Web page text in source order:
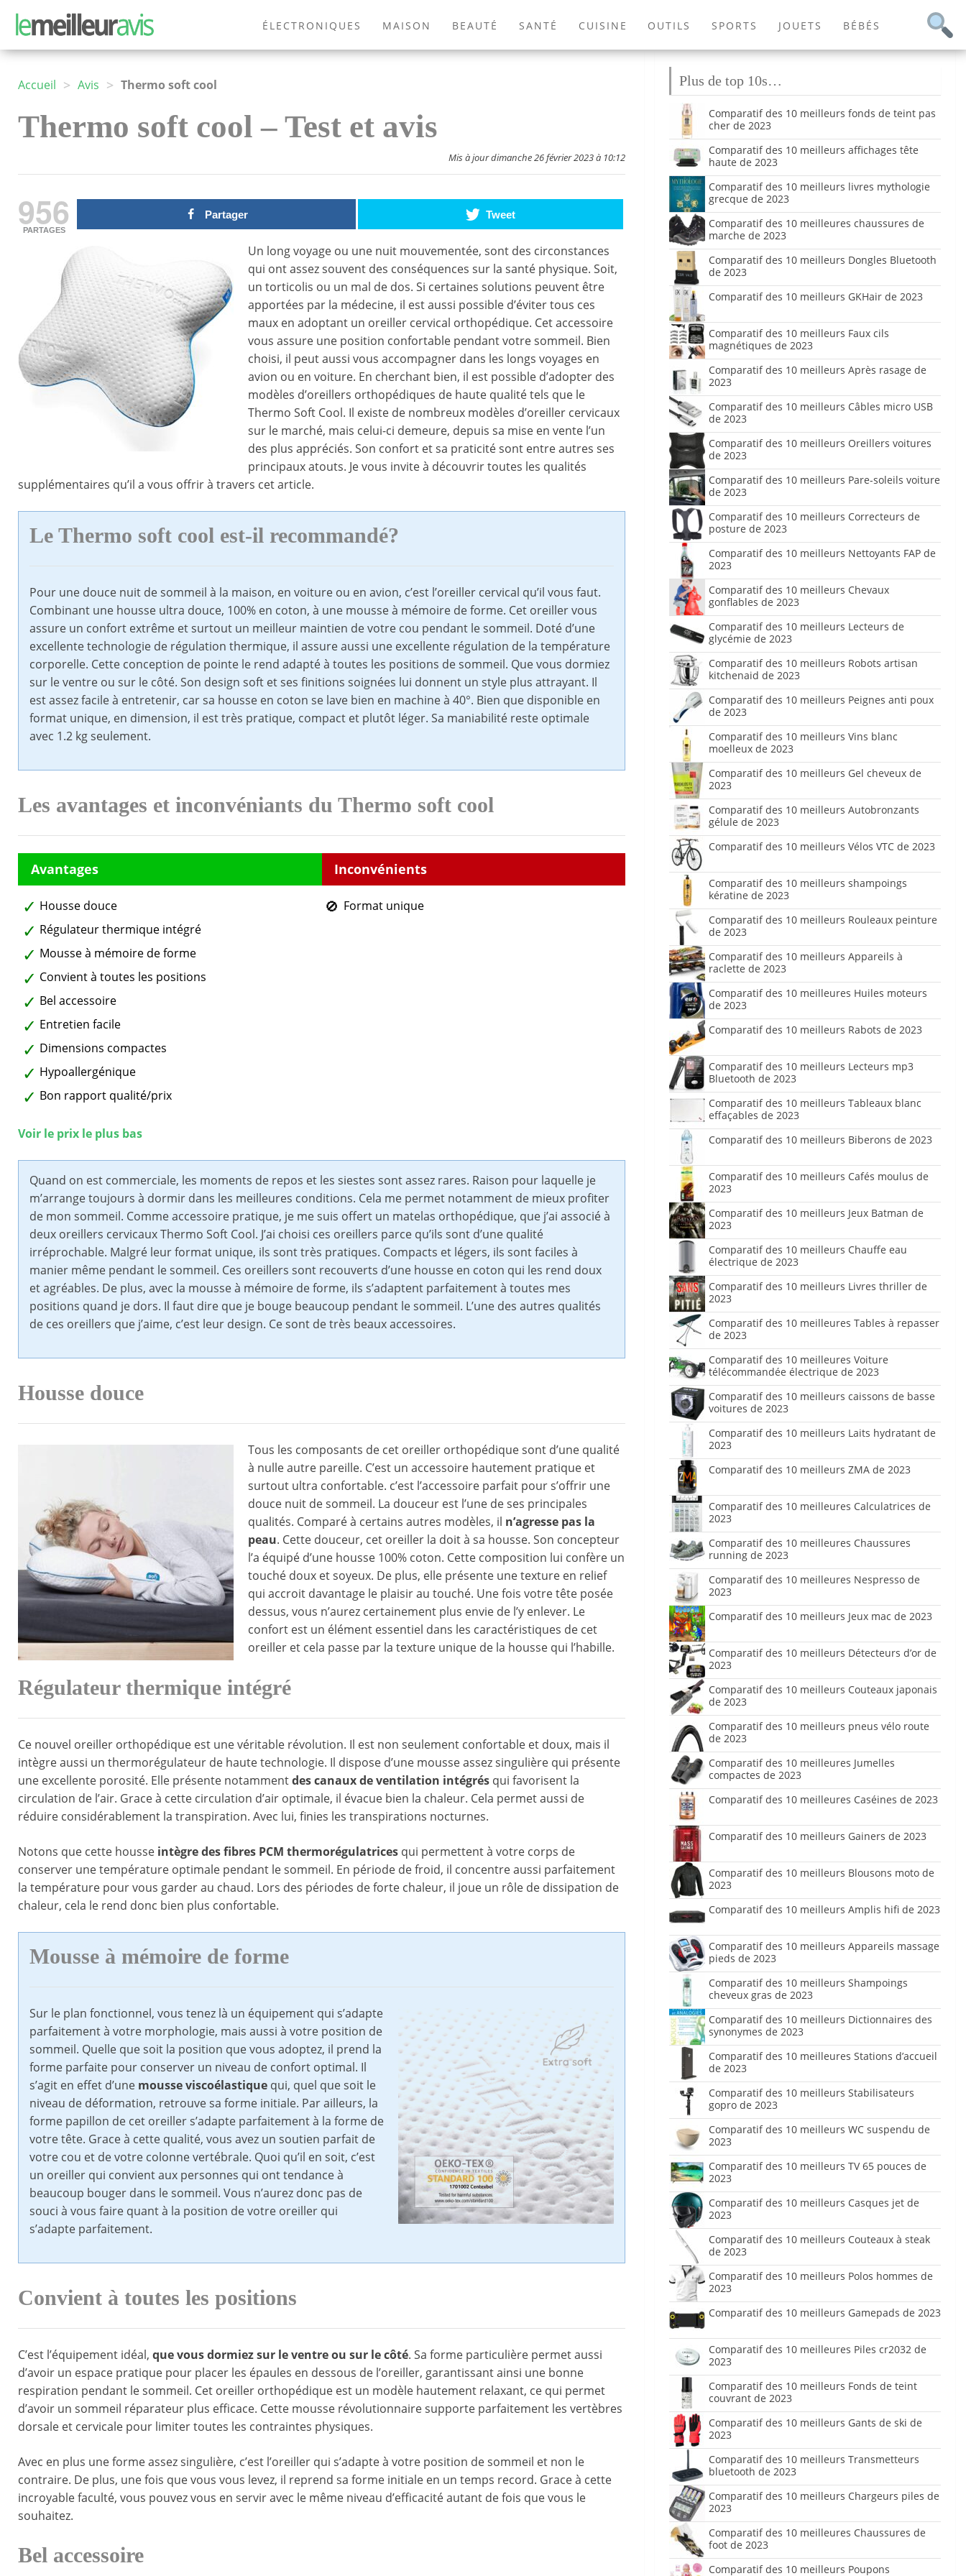
ÉLECTRONIQUES MAISON BEAUTÉ SANTÉ CUISINE OUTILS SPORTS JOUETS BÉBÉS
MODE EXTÉRIEUR ANIMAUX JEUX VIDÉOS LIVRES
Accueil > Avis > Thermo soft cool
Thermo soft cool – Test et avis
Mis à jour dimanche 26 février 2023 à 10:12
956
PARTAGES
Partager Tweet
Un long voyage ou une nuit mouvementée, sont des circonstances
qui ont assez souvent des conséquences sur la santé physique. Soit,
un torticolis ou un mal de dos. Si certaines solutions peuvent être
apportées par la médecine, il est aussi possible d’éviter tous ces
maux en adoptant un oreiller cervical orthopédique. Cet accessoire
vous assure une position confortable pendant votre sommeil. Bien
choisi, il peut aussi vous accompagner dans les longs voyages en
avion ou en voiture. En cherchant bien, il est possible d’adopter des
modèles d’oreillers orthopédiques de haute qualité tels que le
Thermo Soft Cool. Il existe de nombreux modèles d’oreiller cervicaux
sur le marché, mais celui-ci demeure, depuis sa mise en vente l’un
des plus appréciés. Son confort et sa praticité sont entre autres ses
principaux atouts. Je vous invite à découvrir toutes les qualités
supplémentaires qu’il a vous offrir à travers cet article.
Le Thermo soft cool est-il recommandé?
Pour une douce nuit de sommeil à la maison, en voiture ou en avion, c’est l’oreiller cervical qu’il vous faut.
Combinant une housse ultra douce, 100% en coton, à une mousse à mémoire de forme. Cet oreiller vous
assure un confort extrême et surtout un meilleur maintien de votre cou pendant le sommeil. Doté d’une
excellente technologie de régulation thermique, il assure aussi une excellente régulation de la température
corporelle. Cette conception de pointe le rend adapté à toutes les positions de sommeil. Que vous dormiez
sur le ventre ou sur le côté. Son design soft et ses finitions soignées lui donnent un style plus attrayant. Il
est assez facile à entretenir, car sa housse en coton se lave bien en machine à 40°. Bien que disponible en
format unique, en dimension, il est très pratique, compact et plutôt léger. Sa maniabilité reste optimale
avec 1.2 kg seulement.
Les avantages et inconvéniants du Thermo soft cool
Housse douce
Régulateur thermique intégré
Mousse à mémoire de forme
Convient à toutes les positions
Bel accessoire
Entretien facile
Dimensions compactes
Hypoallergénique
Bon rapport qualité/prix
Format unique
Voir le prix le plus bas
Quand on est commerciale, les moments de repos et les siestes sont assez rares. Raison pour laquelle je
m’arrange toujours à dormir dans les meilleures conditions. Cela me permet notamment de mieux profiter
de mon sommeil. Comme accessoire pratique, je me suis offert un matelas orthopédique, que j’ai associé à
deux oreillers cervicaux Thermo Soft Cool. J’ai choisi ces oreillers parce qu’ils sont d’une qualité
irréprochable. Malgré leur format unique, ils sont très pratiques. Compacts et légers, ils sont faciles à
manier même pendant le sommeil. Ces oreillers sont recouverts d’une housse en coton qui les rend doux
et agréables. De plus, avec la mousse à mémoire de forme, ils s’adaptent parfaitement à toutes mes
positions quand je dors. Il faut dire que je bouge beaucoup pendant le sommeil. L’une des autres qualités
de ces oreillers que j’aime, c’est leur design. Ce sont de très beaux accessoires.
Housse douce
Tous les composants de cet oreiller orthopédique sont d’une qualité
à nulle autre pareille. C’est un accessoire hautement pratique et
surtout ultra confortable. c’est l’accessoire parfait pour s’offrir une
douce nuit de sommeil. La douceur est l’une de ses principales
qualités. Comparé à certains autres modèles, il n’agresse pas la
peau. Cette douceur, cet oreiller la doit à sa housse. Son concepteur
l’a équipé d’une housse 100% coton. Cette composition lui confère un
touché doux et soyeux. De plus, elle présente une texture en relief
qui accroit davantage le plaisir au touché. Une fois votre tête posée
dessus, vous n’aurez certainement plus envie de l’y enlever. Le
confort est un élément essentiel dans les caractéristiques de cet
oreiller et cela passe par la texture unique de la housse qui l’habille.
Régulateur thermique intégré
Ce nouvel oreiller orthopédique est une véritable révolution. Il est non seulement confortable et doux, mais il
intègre aussi un thermorégulateur de haute technologie. Il dispose d’une mousse assez singulière qui présente
une excellente porosité. Elle présente notammentdes canaux de ventilation intégrés qui favorisent la
circulation de l’air. Grace à cette circulation d’air optimale, il évacue bien la chaleur. Cela permet aussi de
réduire considérablement la transpiration. Avec lui, finies les transpirations nocturnes.
Notons que cette housse intègre des fibres PCM thermorégulatrices qui permettent à votre corps de
conserver une température optimale pendant le sommeil. En période de froid, il concentre aussi parfaitement
la température pour vous garder au chaud. Lors des périodes de forte chaleur, il joue un rôle de dissipation de
chaleur, cela le rend donc bien plus confortable.
Mousse à mémoire de forme
Sur le plan fonctionnel, vous tenez là un équipement qui s’adapte
parfaitement à votre morphologie, mais aussi à votre position de
sommeil. Quelle que soit la position que vous adoptez, il prend la
forme parfaite pour conserver un niveau de confort optimal. Il
s’agit en effet d’une mousse viscoélastique qui, quel que soit le
niveau de déformation, retrouve sa forme initiale. Par ailleurs, la
forme papillon de cet oreiller s’adapte parfaitement à la forme de
votre tête. Grace à cette qualité, vous avez un soutien parfait de
votre cou et de votre colonne vertébrale. Quoi qu’il en soit, c’est
un oreiller qui convient aux personnes qui ont tendance à
beaucoup bouger dans le sommeil. Vous n’aurez donc pas de
souci à vous faire quant à la position de votre oreiller qui
s’adapte parfaitement.
Convient à toutes les positions
C’est l’équipement idéal, que vous dormiez sur le ventre ou sur le côté. Sa forme particulière permet aussi
d’avoir un espace pratique pour placer les épaules en dessous de l’oreiller, garantissant ainsi une bonne
respiration pendant le sommeil. Cet oreiller orthopédique est un modèle hautement relaxant, ce qui permet
d’avoir un sommeil réparateur plus efficace. Cette mousse révolutionnaire supporte parfaitement les vertèbres
dorsale et cervicale pour limiter toutes les contraintes physiques.
Avec en plus une forme assez singulière, c’est l’oreiller qui s’adapte à votre position de sommeil et non le
contraire. De plus, une fois que vous vous levez, il reprend sa forme initiale en un temps record. Grace à cette
incroyable faculté, vous pouvez vous en servir avec le même niveau d’efficacité autant de fois que vous le
souhaitez.
Bel accessoire
Plus de top 10s…
Comparatif des 10 meilleurs fonds de teint pas
cher de 2023
Comparatif des 10 meilleurs affichages tête
haute de 2023
Comparatif des 10 meilleurs livres mythologie
grecque de 2023
Comparatif des 10 meilleures chaussures de
marche de 2023
Comparatif des 10 meilleurs Dongles Bluetooth
de 2023
Comparatif des 10 meilleurs GKHair de 2023
Comparatif des 10 meilleurs Faux cils
magnétiques de 2023
Comparatif des 10 meilleurs Après rasage de
2023
Comparatif des 10 meilleurs Câbles micro USB
de 2023
Comparatif des 10 meilleurs Oreillers voitures
de 2023
Comparatif des 10 meilleurs Pare-soleils voiture
de 2023
Comparatif des 10 meilleurs Correcteurs de
posture de 2023
Comparatif des 10 meilleurs Nettoyants FAP de
2023
Comparatif des 10 meilleurs Chevaux
gonflables de 2023
Comparatif des 10 meilleurs Lecteurs de
glycémie de 2023
Comparatif des 10 meilleurs Robots artisan
kitchenaid de 2023
Comparatif des 10 meilleurs Peignes anti poux
de 2023
Comparatif des 10 meilleurs Vins blanc
moelleux de 2023
Comparatif des 10 meilleurs Gel cheveux de
2023
Comparatif des 10 meilleurs Autobronzants
gélule de 2023
Comparatif des 10 meilleurs Vélos VTC de 2023
Comparatif des 10 meilleurs shampoings
kératine de 2023
Comparatif des 10 meilleurs Rouleaux peinture
de 2023
Comparatif des 10 meilleurs Appareils à
raclette de 2023
Comparatif des 10 meilleures Huiles moteurs
de 2023
Comparatif des 10 meilleurs Rabots de 2023
Comparatif des 10 meilleurs Lecteurs mp3
Bluetooth de 2023
Comparatif des 10 meilleurs Tableaux blanc
effaçables de 2023
Comparatif des 10 meilleurs Biberons de 2023
Comparatif des 10 meilleurs Cafés moulus de
2023
Comparatif des 10 meilleurs Jeux Batman de
2023
Comparatif des 10 meilleurs Chauffe eau
électrique de 2023
Comparatif des 10 meilleurs Livres thriller de
2023
Comparatif des 10 meilleures Tables à repasser
de 2023
Comparatif des 10 meilleures Voiture
télécommandée électrique de 2023
Comparatif des 10 meilleurs caissons de basse
voitures de 2023
Comparatif des 10 meilleurs Laits hydratant de
2023
Comparatif des 10 meilleurs ZMA de 2023
Comparatif des 10 meilleures Calculatrices de
2023
Comparatif des 10 meilleures Chaussures
running de 2023
Comparatif des 10 meilleures Nespresso de
2023
Comparatif des 10 meilleurs Jeux mac de 2023
Comparatif des 10 meilleurs Détecteurs d’or de
2023
Comparatif des 10 meilleurs Couteaux japonais
de 2023
Comparatif des 10 meilleurs pneus vélo route
de 2023
Comparatif des 10 meilleures Jumelles
compactes de 2023
Comparatif des 10 meilleures Caséines de 2023
Comparatif des 10 meilleurs Gainers de 2023
Comparatif des 10 meilleurs Blousons moto de
2023
Comparatif des 10 meilleurs Amplis hifi de 2023
Comparatif des 10 meilleurs Appareils massage
pieds de 2023
Comparatif des 10 meilleurs Shampoings
cheveux gras de 2023
Comparatif des 10 meilleurs Dictionnaires des
synonymes de 2023
Comparatif des 10 meilleures Stations d’accueil
de 2023
Comparatif des 10 meilleurs Stabilisateurs
gopro de 2023
Comparatif des 10 meilleurs WC suspendu de
2023
Comparatif des 10 meilleurs TV 65 pouces de
2023
Comparatif des 10 meilleurs Casques jet de
2023
Comparatif des 10 meilleurs Couteaux à steak
de 2023
Comparatif des 10 meilleurs Polos hommes de
2023
Comparatif des 10 meilleurs Gamepads de 2023
Comparatif des 10 meilleures Piles cr2032 de
2023
Comparatif des 10 meilleurs Fonds de teint
couvrant de 2023
Comparatif des 10 meilleurs Gants de ski de
2023
Comparatif des 10 meilleurs Transmetteurs
bluetooth de 2023
Comparatif des 10 meilleurs Chargeurs piles de
2023
Comparatif des 10 meilleures Chaussures de
foot de 2023
Comparatif des 10 meilleurs Poupons